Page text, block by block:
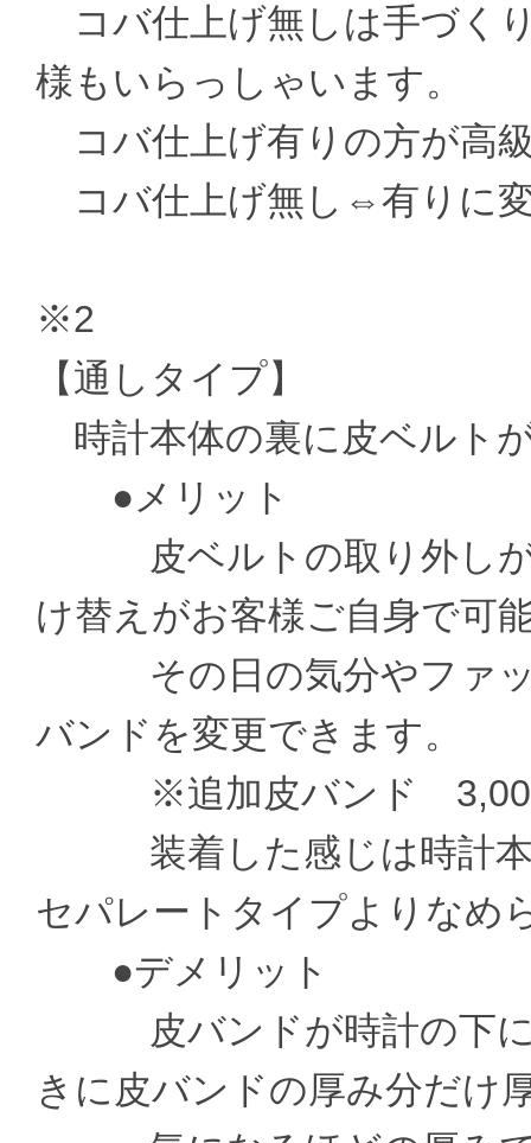
コバ仕上げ無しは手づく
様もいらっしゃいます。
コバ仕上げ有りの方が高
コバ仕上げ無し⇔有りに
※2
【通しタイプ】
時計本体の裏に皮ベルト
●メリット
皮ベルトの取り外しが
け替えがお客様ご自身で可
その日の気分やファッ
バンドを変更できます。
※追加皮バンド 3,000
装着した感じは時計本
セパレートタイプよりなめ
●デメリット
皮バンドが時計の下に
きに皮バンドの厚み分だけ